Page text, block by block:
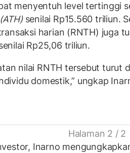
menyentuh level tertinggi
senilai Rp15.560 triliun.
harian (RNTH) juga
Rp25,06 triliun.
nilai RNTH tersebut turut
domestik,” ungkap
Halaman 2 / 2
Inarno